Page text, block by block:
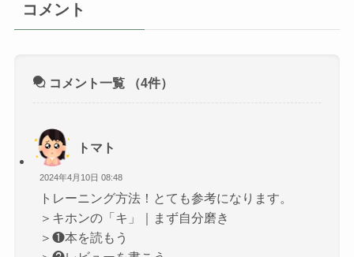
コメント
コメント一覧 （4件）
トマト
2024年4月10日 08:48
トレーニング方法！とても参考になります。
＞キホンの「キ」｜まず自分磨き
＞❶本を読もう